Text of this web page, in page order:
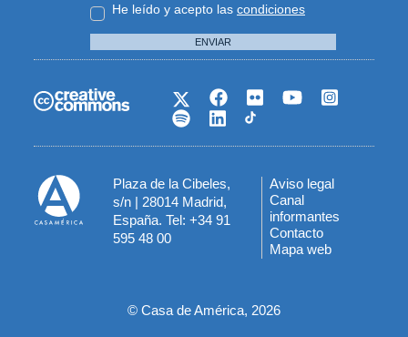
He leído y acepto las condiciones
ENVIAR
Plaza de la Cibeles,
s/n | 28014 Madrid,
España. Tel: +34 91
595 48 00
Menú
del
pie
Aviso legal
Canal
informantes
Contacto
Mapa web
© Casa de América, 2026